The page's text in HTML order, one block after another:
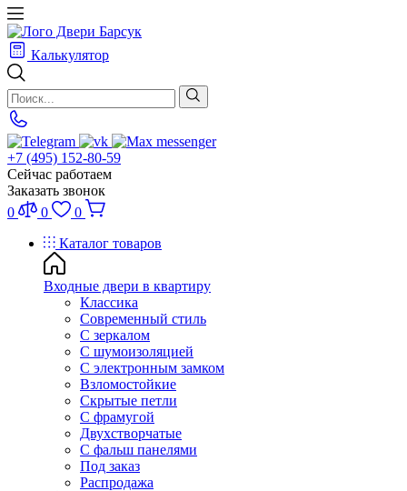
Калькулятор
+7 (495) 152-80-59
Сейчас работаем
Заказать звонок
0
0
0
Каталог товаров
Входные двери в квартиру
Классика
Современный стиль
С зеркалом
С шумоизоляцией
С электронным замком
Взломостойкие
Скрытые петли
С фрамугой
Двухстворчатые
С фальш панелями
Под заказ
Распродажа